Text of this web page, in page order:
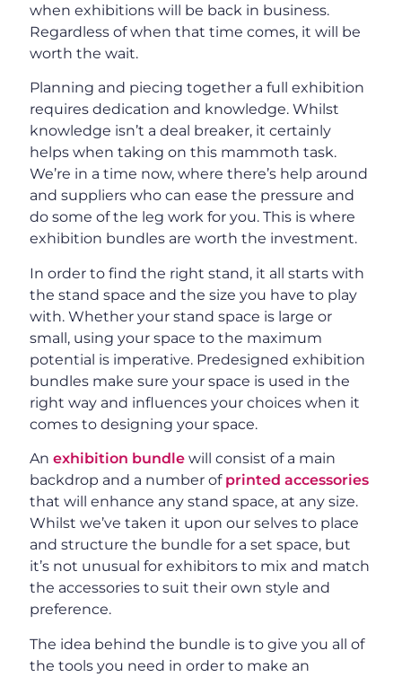
when exhibitions will be back in business.
Regardless of when that time comes, it will be
worth the wait.
Planning and piecing together a full exhibition
requires dedication and knowledge. Whilst
knowledge isn’t a deal breaker, it certainly
helps when taking on this mammoth task.
We’re in a time now, where there’s help around
and suppliers who can ease the pressure and
do some of the leg work for you. This is where
exhibition bundles are worth the investment.
In order to find the right stand, it all starts with
the stand space and the size you have to play
with. Whether your stand space is large or
small, using your space to the maximum
potential is imperative. Predesigned exhibition
bundles make sure your space is used in the
right way and influences your choices when it
comes to designing your space.
Anexhibition bundle will consist of a main
backdrop and a number of printed accessories
that will enhance any stand space, at any size.
Whilst we’ve taken it upon our selves to place
and structure the bundle for a set space, but
it’s not unusual for exhibitors to mix and match
the accessories to suit their own style and
preference.
The idea behind the bundle is to give you all of
the tools you need in order to make an